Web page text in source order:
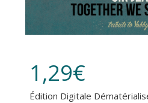
1,29€
Édition Digitale